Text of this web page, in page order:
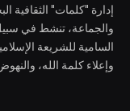
إدارة "كلمات" الثقافية
والجماعة، تنشط في
السامية للشريعة
وإعلاء كلمة الله،